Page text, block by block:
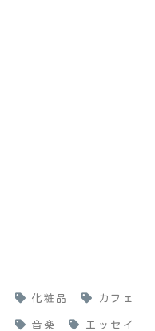
化粧品 カフェ
音楽 エッセイ